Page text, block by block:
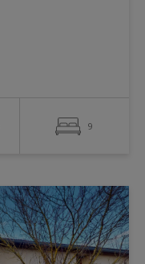
9